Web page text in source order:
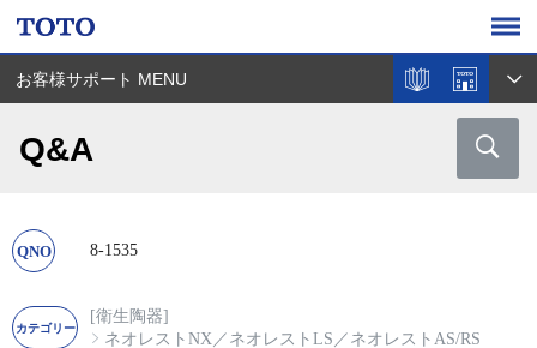
お客様サポート MENU
Q&A
8-1535
[衛生陶器]
ネオレストNX／ ネオレストLS ／ ネオレストAS/RS